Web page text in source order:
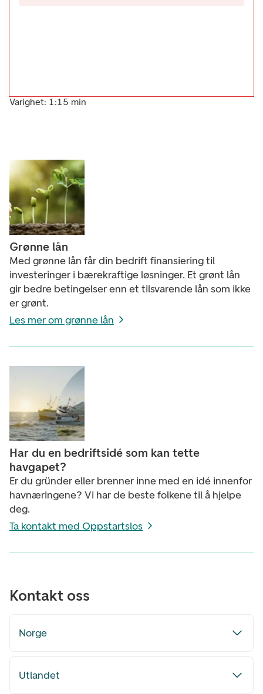
Varighet: 1:15 min
Grønne lån
Med grønne lån får din bedrift finansiering til
investeringer i bærekraftige løsninger. Et grønt lån
gir bedre betingelser enn et tilsvarende lån som ikke
er grønt.
Les mer om grønne lån
Har du en bedriftsidé som kan tette
havgapet?
Er du gründer eller brenner inne med en idé innenfor
havnæringene? Vi har de beste folkene til å hjelpe
deg.
Ta kontakt med Oppstartslos
Kontakt oss
Norge
Utlandet